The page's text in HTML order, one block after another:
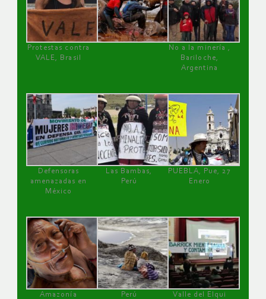
Protestas contra
VALE, Brasil
No a la minería ,
Bariloche,
Argentina
Defensoras
amenazadas en
México
Las Bambas,
Perú
PUEBLA, Pue, 27
Enero
Amazonía
Perú
Valle del Elqui